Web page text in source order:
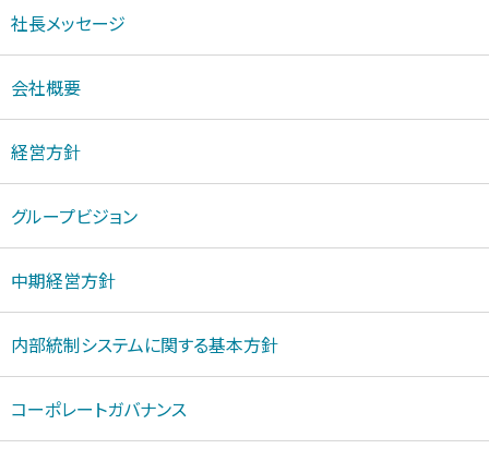
社長メッセージ
会社概要
経営方針
グループビジョン
中期経営方針
内部統制システムに関する基本方針
コーポレートガバナンス